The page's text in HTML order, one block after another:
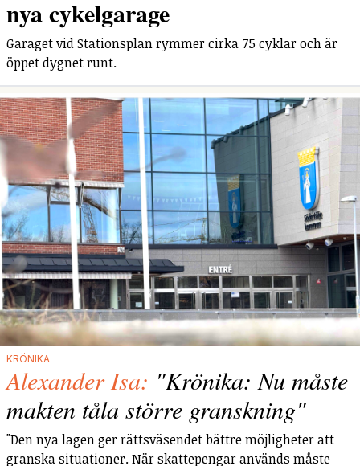
nya cykelgarage
Garaget vid Stationsplan rymmer cirka 75 cyklar och är
öppet dygnet runt.
KRÖNIKA
Alexander Isa: "Krönika: Nu måste
makten tåla större granskning"
"Den nya lagen ger rättsväsendet bättre möjligheter att
granska situationer. När skattepengar används måste